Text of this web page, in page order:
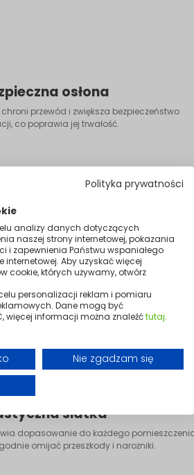
Polityka prywatności
analizy danych dotyczących
naszej strony internetowej, pokazania
i zapewnienia Państwu wspaniałego
Aby uzyskać więcej
cookie, których używamy, otwórz
personalizacji reklam i pomiaru
Dane mogą być
więcej informacji można znaleźćtutaj.
Nie zgadzam się
osłona
przewód i zwiększa bezpieczeństwo
co poprawia jej trwałość.
siatka
dopasowanie do każdego
omijać przeszkody i narożniki.